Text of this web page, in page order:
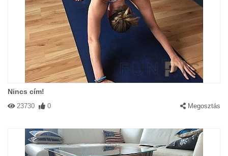
Nincs cím!
23730 0 Megosztás